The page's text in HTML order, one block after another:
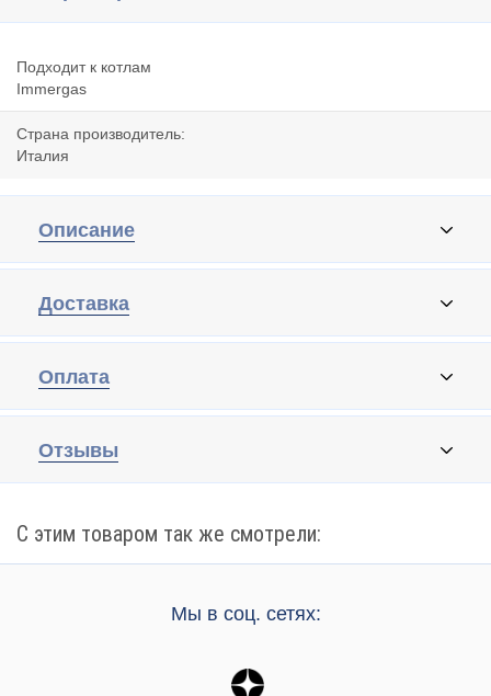
Подходит к котлам
Immergas
Страна производитель:
Италия
Описание
Доставка
Оплата
Отзывы
С этим товаром так же смотрели:
Мы в соц. сетях: